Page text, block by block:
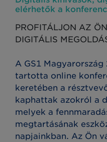
elérhetők a
PROFITÁLJON AZ
DIGITÁLIS
A GS1
tartotta online
keretében a
kaphattak azokról a
melyek a
megtartásának
napjainkban. Az Ön